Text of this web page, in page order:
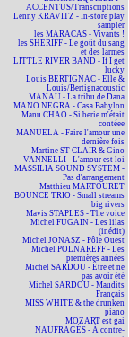
ACCENTUS/Transcriptions
Lenny KRAVITZ - In-store play
sampler
les MARACAS - Vivants !
les SHERIFF - Le goût du sang
et des larmes
LITTLE RIVER BAND - If I get
lucky
Louis BERTIGNAC - Elle &
Louis/Bertignacoustic
MANAU - La tribu de Dana
MANO NEGRA - Casa Babylon
Manu CHAO - Si berie m'était
contéee
MANUELA - Faire l'amour une
dernière fois
Martine ST-CLAIR & Gino
VANNELLI - L'amour est loi
MASSILIA SOUND SYSTEM -
Pas d'arrangement
Matthieu MARTOURET
BOUNCE TRIO - Small streams
big rivers
Mavis STAPLES - The voice
Michel FUGAIN - Les lilas
(inédit)
Michel JONASZ - Pôle Ouest
Michel POLNAREFF - Les
premières années
Michel SARDOU - Être et ne
pas avoir été
Michel SARDOU - Maudits
Français
MISS WHITE & the drunken
piano
MOZART est gai
NAUFRAGÉS - À contre-